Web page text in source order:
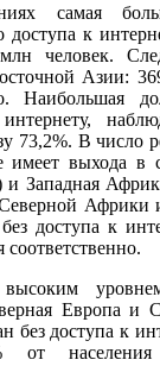
самая
к
человек.
Азии:
Наибольшая
73,2%. В число
выхода в
Западная
Северной
доступа к
Европа и
без доступа к
населения